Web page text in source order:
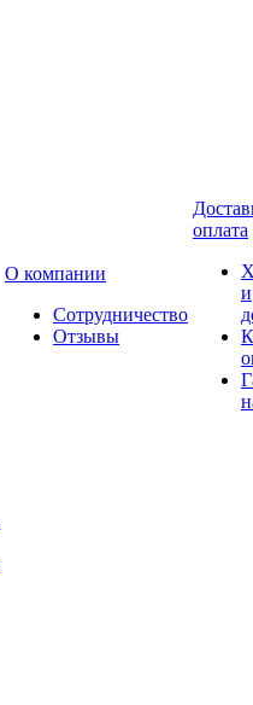
О компании
Сотрудничество
Отзывы
оплата
и